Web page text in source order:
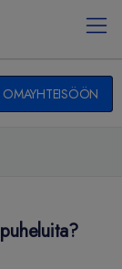
OMAYHTEISÖÖN